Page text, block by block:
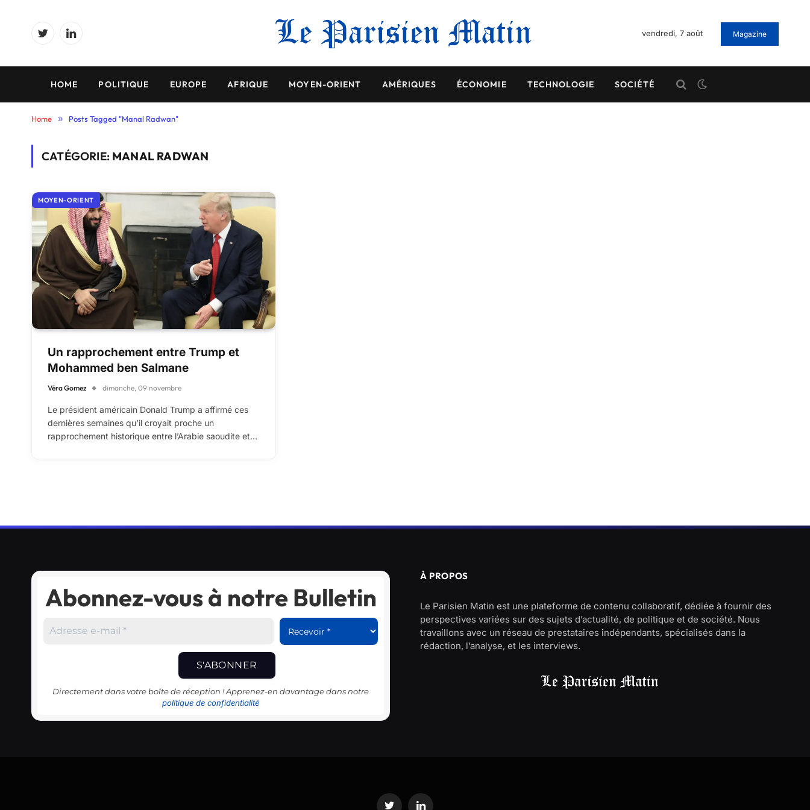
TwitterLinkedIn
vendredi, 7 août Magazine
HOME POLITIQUE EUROPE AFRIQUE MOYEN-ORIENT AMÉRIQUES ÉCONOMIE TECHNOLOGIE SOCIÉTÉ
Home » Posts Tagged "Manal Radwan"
CATÉGORIE: MANAL RADWAN
MOYEN-ORIENT
Un rapprochement entre Trump et
Mohammed ben Salmane
Véra Gomez dimanche, 09 novembre
Le président américain Donald Trump a affirmé ces
dernières semaines qu’il croyait proche un
rapprochement historique entre l’Arabie saoudite et…
Abonnez-vous à notre Bulletin
Directement dans votre boîte de réception ! Apprenez-en davantage dans notre
politique de confidentialité
À PROPOS
Le Parisien Matin est une plateforme de contenu collaboratif, dédiée à fournir des
perspectives variées sur des sujets d’actualité, de politique et de société. Nous
travaillons avec un réseau de prestataires indépendants, spécialisés dans la
rédaction, l’analyse, et les interviews.